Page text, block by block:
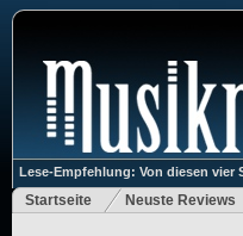
Lese-Empfehlung: Von diesen vier
Startseite Neuste Reviews